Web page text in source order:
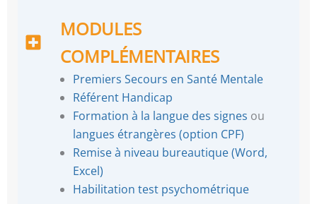
MODULES
COMPLÉMENTAIRES
Premiers Secours en Santé Mentale
Référent Handicap
Formation à la langue des signes ou
langues étrangères (option CPF)
Remise à niveau bureautique (Word,
Excel)
Habilitation test psychométrique